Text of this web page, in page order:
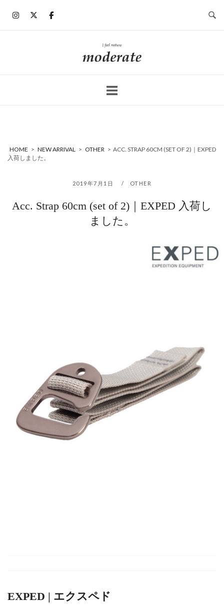
ホ
ー
HOME > NEW ARRIVAL > OTHER > ACC. STRAP 60CM (SET OF 2)｜EXPED
入荷しました。
2019年7月1日 OTHER
Acc. Strap 60cm (set of 2)｜EXPED 入荷し
ました。
EXPED | エクスペド